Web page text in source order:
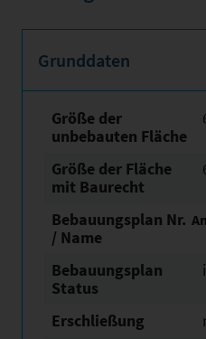
Grunddaten
Größe der
unbebauten Fläche
Größe der Fläche
mit Baurecht
Bebauungsplan Nr.
/ Name
Bebauungsplan
Status
Erschließung